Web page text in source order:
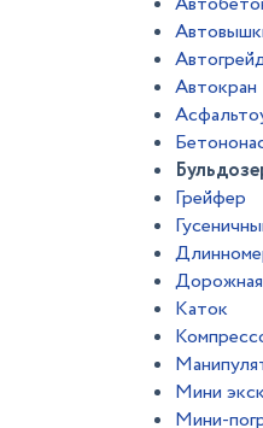
Автокран
Грейфер
Каток
Мини
Мини-